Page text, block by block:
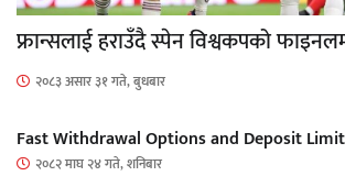
फ्रान्सलाई हराउँदै स्पेन विश्वकपको
२०८३ असार ३१ गते, बुधबार
Fast Withdrawal Options and Deposit
२०८२ माघ २४ गते, शनिबार